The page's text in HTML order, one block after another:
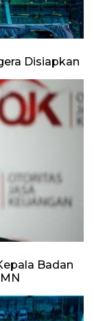
Disiapkan
Badan